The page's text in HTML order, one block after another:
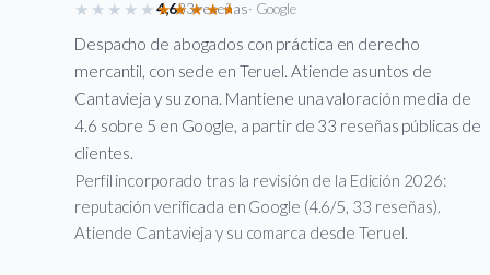
★★★★★★★★★★
4,633 reseñas· Google
Despacho de abogados con práctica en derecho
mercantil, con sede en Teruel. Atiende asuntos de
Cantavieja y su zona. Mantiene una valoración media de
4.6 sobre 5 en Google, a partir de 33 reseñas públicas de
clientes.
Perfil incorporado tras la revisión de la Edición 2026:
reputación verificada en Google (4.6/5, 33 reseñas).
Atiende Cantavieja y su comarca desde Teruel.